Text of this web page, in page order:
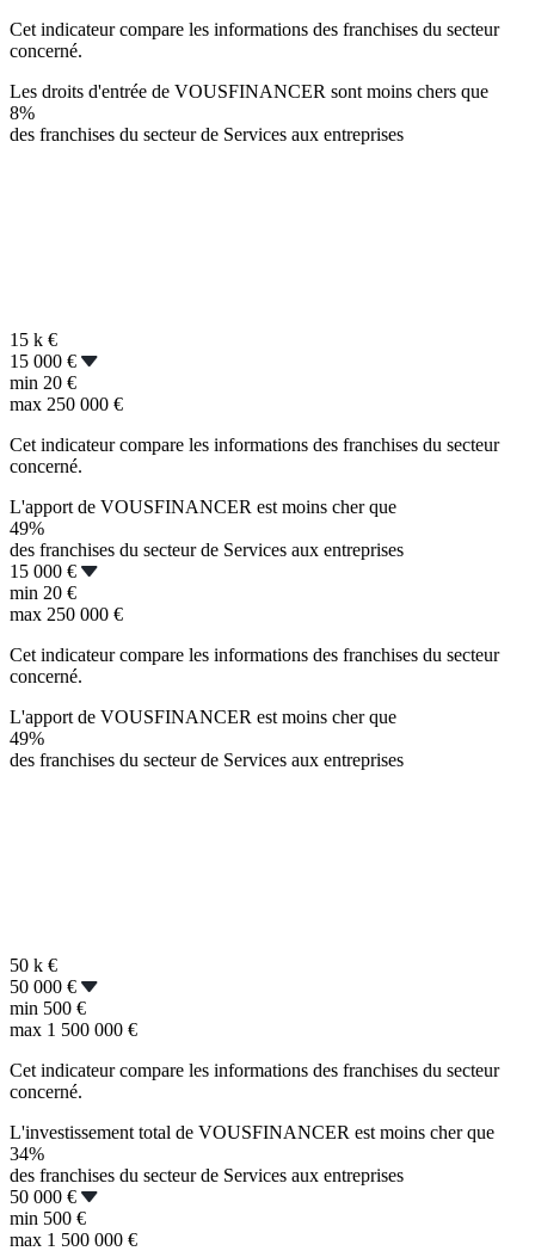
Cet indicateur compare les informations des franchises du secteur
concerné.
Les droits d'entrée de VOUSFINANCER sont moins chers que
8%
des franchises du secteur de Services aux entreprises
15 k €
15 000 €
min 20 €
max 250 000 €
Cet indicateur compare les informations des franchises du secteur
concerné.
L'apport de VOUSFINANCER est moins cher que
49%
des franchises du secteur de Services aux entreprises
15 000 €
min 20 €
max 250 000 €
Cet indicateur compare les informations des franchises du secteur
concerné.
L'apport de VOUSFINANCER est moins cher que
49%
des franchises du secteur de Services aux entreprises
50 k €
50 000 €
min 500 €
max 1 500 000 €
Cet indicateur compare les informations des franchises du secteur
concerné.
L'investissement total de VOUSFINANCER est moins cher que
34%
des franchises du secteur de Services aux entreprises
50 000 €
min 500 €
max 1 500 000 €